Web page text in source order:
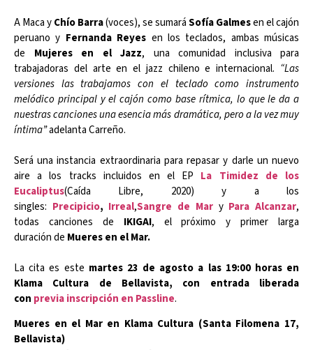
A Maca yChío Barra(voces), se sumaráSofíaGalmesen el cajón
peruano y Fernanda Reyes en los teclados, ambas músicas
de Mujeres en el Jazz, una comunidad inclusiva para
trabajadoras del arte en el jazz chileno e internacional. “Las
versiones las trabajamos con el teclado como instrumento
melódico principal y el cajón como base rítmica, lo que le da a
nuestras canciones una esencia más dramática, pero a la vez muy
íntima”adelanta Carreño.
Será una instancia extraordinaria para repasar y darle un nuevo
aire a los tracks incluidos en el EP La Timidez de los
Eucaliptus(Caída Libre, 2020) y a los
singles: Precipicio, Irreal,Sangre de Mary Para Alcanzar,
todas canciones de IKIGAI, el próximo y primer larga
duración de Mueres en el Mar.
La cita es este martes 23 de agosto a las 19:00 horas en
Klama Cultura de Bellavista, con entrada liberada
con previa inscripción en Passline.
Mueres en el Mar en Klama Cultura (Santa Filomena 17,
Bellavista)